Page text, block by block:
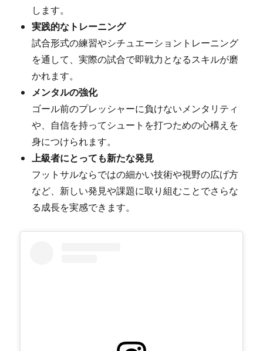
します。
実践的なトレーニング
試合形式の練習やシチュエーショントレーニング
を通して、実際の試合で即戦力となるスキルが磨
かれます。
メンタルの強化
ゴール前のプレッシャーに負けないメンタリティ
や、自信を持ってシュートを打つための心構えを
身につけられます。
上級者にとっても新たな発見
フットサルならではの細かい技術や視野の広げ方
など、新しい発見や課題に取り組むことでさらな
る成長を実感できます。